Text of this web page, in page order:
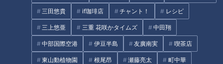
三田悠貴 if珈琲店 チャント！ レシピ
三上悠亜 三重 花咲かタイムズ 中田翔
中部国際空港 伊豆半島 友廣南実 喫茶店
東山動植物園 根尾昂 瀬藤亮太 町中華
オススメ関連コンテンツ
その1：高山ラーメン【やよいそば】の『肉球』